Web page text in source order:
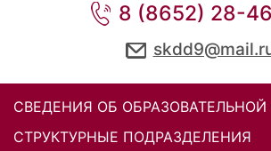
8 (8652) 28-
СВЕДЕНИЯ ОБ
СТРУКТУРНЫЕ ПОДРАЗДЕЛЕНИЯ